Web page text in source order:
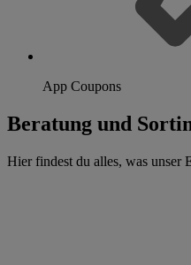
App Coupons
Beratung und
Hier findest du alles, was unser